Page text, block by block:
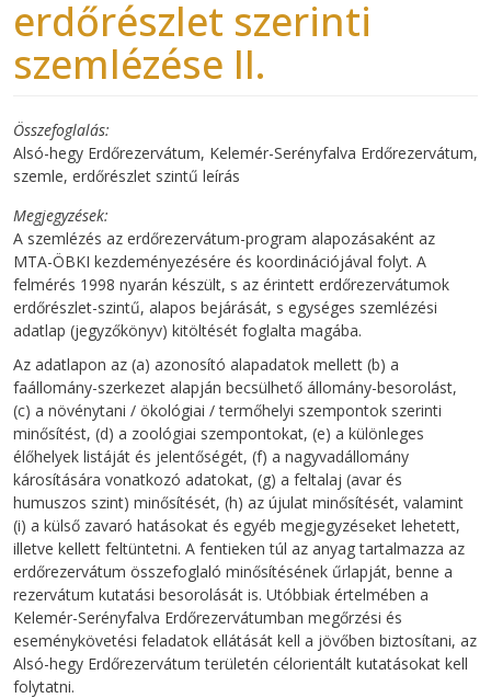
erdőrészlet szerinti
szemlézése II.
Összefoglalás
Alsó-hegy Erdőrezervátum, Kelemér-Serényfalva Erdőrezervátum,
szemle, erdőrészlet szintű leírás
Megjegyzések
A szemlézés az erdőrezervátum-program alapozásaként az
MTA-ÖBKI kezdeményezésére és koordinációjával folyt. A
felmérés 1998 nyarán készült, s az érintett erdőrezervátumok
erdőrészlet-szintű, alapos bejárását, s egységes szemlézési
adatlap (jegyzőkönyv) kitöltését foglalta magába.
Az adatlapon az (a) azonosító alapadatok mellett (b) a
faállomány-szerkezet alapján becsülhető állomány-besorolást,
(c) a növénytani / ökológiai / termőhelyi szempontok szerinti
minősítést, (d) a zoológiai szempontokat, (e) a különleges
élőhelyek listáját és jelentőségét, (f) a nagyvadállomány
károsítására vonatkozó adatokat, (g) a feltalaj (avar és
humuszos szint) minősítését, (h) az újulat minősítését, valamint
(i) a külső zavaró hatásokat és egyéb megjegyzéseket lehetett,
illetve kellett feltüntetni. A fentieken túl az anyag tartalmazza az
erdőrezervátum összefoglaló minősítésének űrlapját, benne a
rezervátum kutatási besorolását is. Utóbbiak értelmében a
Kelemér-Serényfalva Erdőrezervátumban megőrzési és
eseménykövetési feladatok ellátását kell a jövőben biztosítani, az
Alsó-hegy Erdőrezervátum területén célorientált kutatásokat kell
folytatni.